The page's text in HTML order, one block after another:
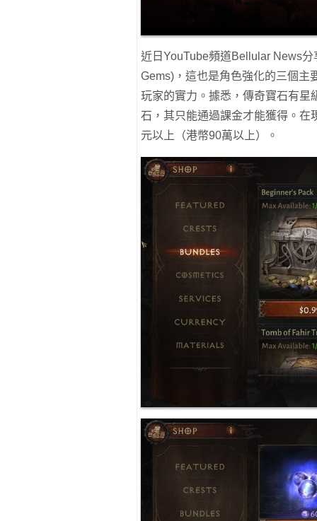
近日YouTube頻道Bellular News
Gems)，這也是角色強化的三個主
玩家的實力。據悉，傳奇寶石有星
石，其只能通過課金才能獲得。在
元以上（港幣90萬以上）。